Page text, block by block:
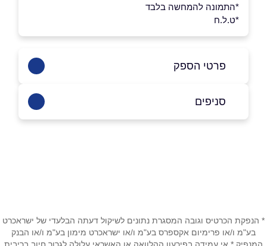
*התמונה להמחשה בלבד
*ט.ל.ח
פרטי הספק
בפייסבוק באינסטגרם
טלפון*
סניפים
* הנפקת הכרטיס וגובה המסגרת נתונים לשיקול דעתה הבלעדי של ישראכרט
בע"מ ו/או פרימיום אקספרס בע"מ ו/או ישראכרט מימון בע"מ ו/או הבנק